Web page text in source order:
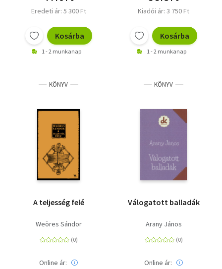
Eredeti ár: 5 300 Ft
Kosárba
1 - 2 munkanap
Kiadói ár: 3 750 Ft
Kosárba
1 - 2 munkanap
KÖNYV
A teljesség felé
Weöres Sándor
Online ár:
KÖNYV
Válogatott balladák
Arany János
Online ár: